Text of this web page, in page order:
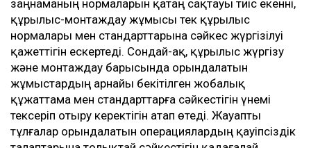
заңнаманың нормаларын қатаң сақтауы тиіс екенні,
құрылыс-монтаждау жұмысы тек құрылыс
нормалары мен стандарттарына сәйкес жүргізілуі
қажеттігін ескертеді. Сондай-ақ, құрылыс жүргізу
және монтаждау барысында орындалатын
жұмыстардың арнайы бекітілген жобалық
құжаттама мен стандарттарға сәйкестігін үнемі
тексеріп отыру керектігін атап өтеді. Жауапты
тұлғалар орындалатын операциялардың қауіпсіздік